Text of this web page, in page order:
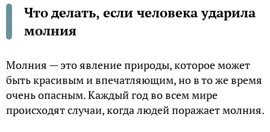
Что делать, если человека ударила
молния
Молния — это явление природы, которое может
быть красивым и впечатляющим, но в то же время
очень опасным. Каждый год во всем мире
происходят случаи, когда людей поражает молния.